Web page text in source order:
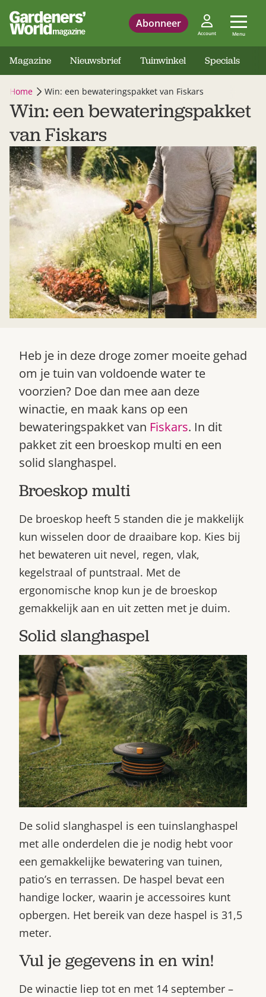
Abonneer
Account Menu
Zoek
Gardeners’ World 08/2026
Bestel nu
Magazine Nieuwsbrief Tuinwinkel Specials
Home Win: een bewateringspakket van Fiskars
Win: een bewateringspakket
van Fiskars
Heb je in deze droge zomer moeite gehad
om je tuin van voldoende water te
voorzien? Doe dan mee aan deze
winactie, en maak kans op een
bewateringspakket van Fiskars. In dit
pakket zit een broeskop multi en een
solid slanghaspel.
Broeskop multi
De broeskop heeft 5 standen die je makkelijk
kun wisselen door de draaibare kop. Kies bij
het bewateren uit nevel, regen, vlak,
kegelstraal of puntstraal. Met de
ergonomische knop kun je de broeskop
gemakkelijk aan en uit zetten met je duim.
Solid slanghaspel
De solid slanghaspel is een tuinslanghaspel
met alle onderdelen die je nodig hebt voor
een gemakkelijke bewatering van tuinen,
patio’s en terrassen. De haspel bevat een
handige locker, waarin je accessoires kunt
opbergen. Het bereik van deze haspel is 31,5
meter.
Vul je gegevens in en win!
De winactie liep tot en met 14 september –